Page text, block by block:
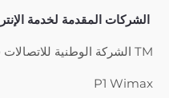
الشركات المقدمة لخدمة
TM الشركة الوطنية للاتصالات في ماليزيا ( UNIFI )
P1 Wimax